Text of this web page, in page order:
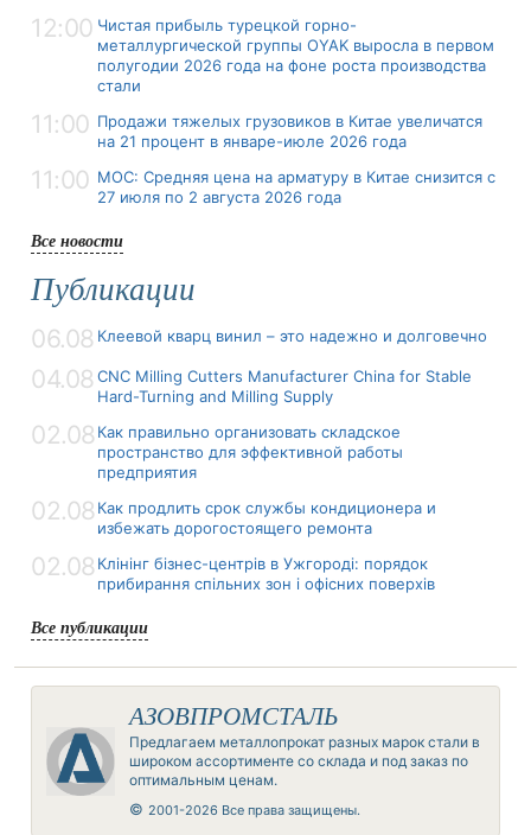
12:00 Чистая прибыль турецкой горно-
металлургической группы OYAK выросла в первом
полугодии 2026 года на фоне роста производства
стали
11:00 Продажи тяжелых грузовиков в Китае увеличатся
на 21 процент в январе-июле 2026 года
11:00 MOC: Средняя цена на арматуру в Китае снизится с
27 июля по 2 августа 2026 года
Все новости
Публикации
06.08 Клеевой кварц винил – это надежно и долговечно
04.08 CNC Milling Cutters Manufacturer China for Stable
Hard-Turning and Milling Supply
02.08 Как правильно организовать складское
пространство для эффективной работы
предприятия
02.08 Как продлить срок службы кондиционера и
избежать дорогостоящего ремонта
02.08 Клінінг бізнес-центрів в Ужгороді: порядок
прибирання спільних зон і офісних поверхів
Все публикации
АЗОВПРОМСТАЛЬ
Предлагаем металлопрокат разных марок стали в
широком ассортименте со склада и под заказ по
оптимальным ценам.
© 2001-2026 Все права защищены.